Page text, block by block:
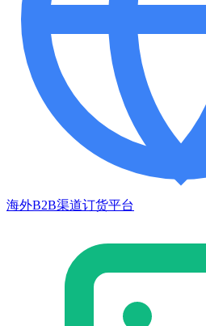
海外B2B渠道订货平台